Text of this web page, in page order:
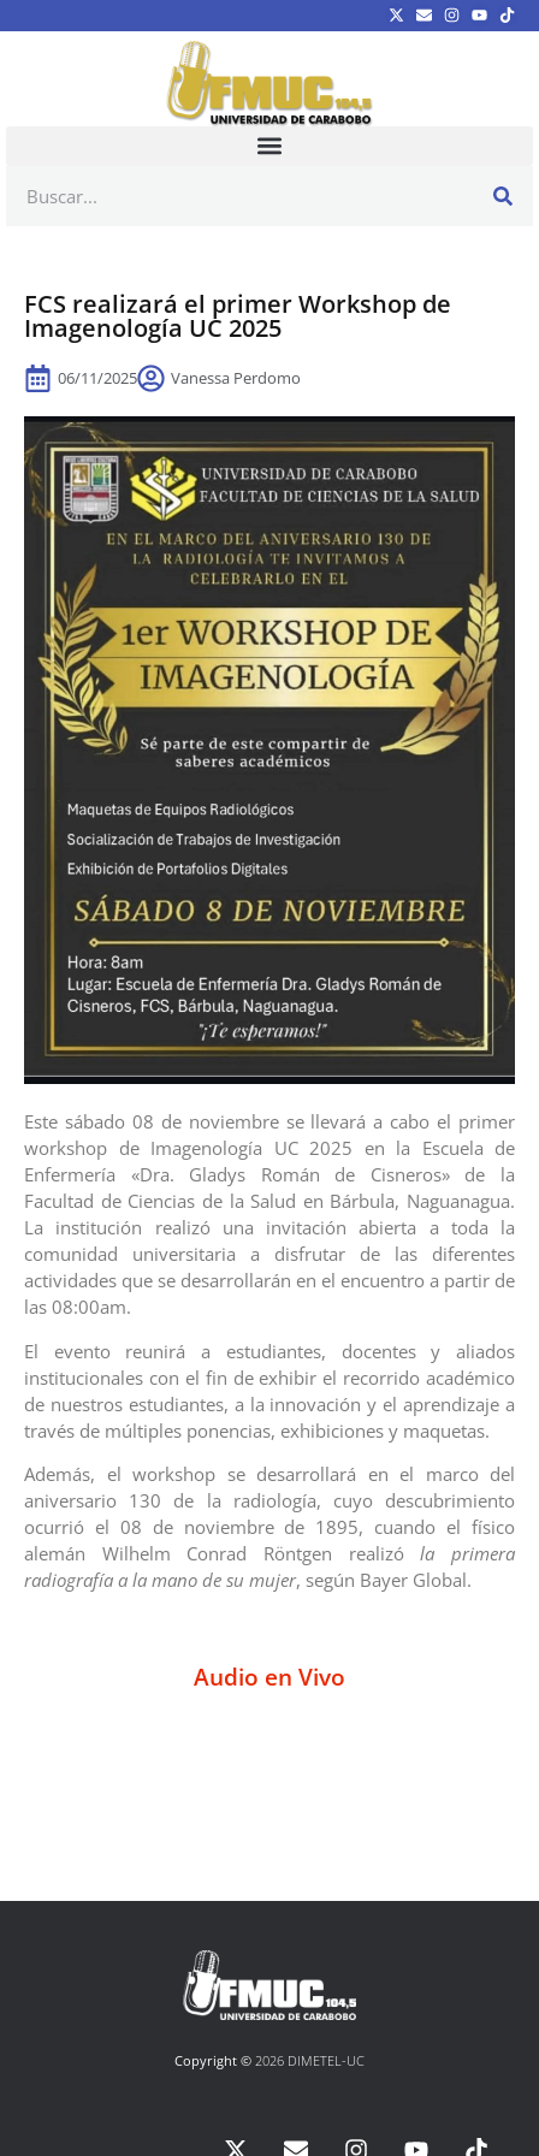
FCS realizará el primer Workshop de
Imagenología UC 2025
06/11/2025 Vanessa Perdomo
Este sábado 08 de noviembre se llevará a cabo el primer
workshop de Imagenología UC 2025 en la Escuela de
Enfermería «Dra. Gladys Román de Cisneros» de la
Facultad de Ciencias de la Salud en Bárbula, Naguanagua.
La institución realizó una invitación abierta a toda la
comunidad universitaria a disfrutar de las diferentes
actividades que se desarrollarán en el encuentro a partir de
las 08:00am.
El evento reunirá a estudiantes, docentes y aliados
institucionales con el fin de exhibir el recorrido académico
de nuestros estudiantes, a la innovación y el aprendizaje a
través de múltiples ponencias, exhibiciones y maquetas.
Además, el workshop se desarrollará en el marco del
aniversario 130 de la radiología, cuyo descubrimiento
ocurrió el 08 de noviembre de 1895, cuando el físico
alemán Wilhelm Conrad Röntgen realizóla primera
radiografía a la mano de su mujer, según Bayer Global.
Audio en Vivo
Copyright © 2026 DIMETEL-UC